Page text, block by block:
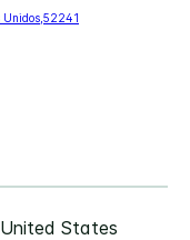
United States